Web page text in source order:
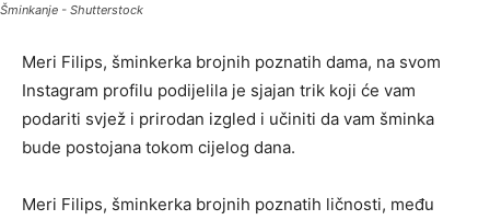
Šminkanje - Shutterstock
Meri Filips, šminkerka brojnih poznatih dama, na svom
Instagram profilu podijelila je sjajan trik koji će vam
podariti svjež i prirodan izgled i učiniti da vam šminka
bude postojana tokom cijelog dana.
Meri Filips, šminkerka brojnih poznatih ličnosti, među